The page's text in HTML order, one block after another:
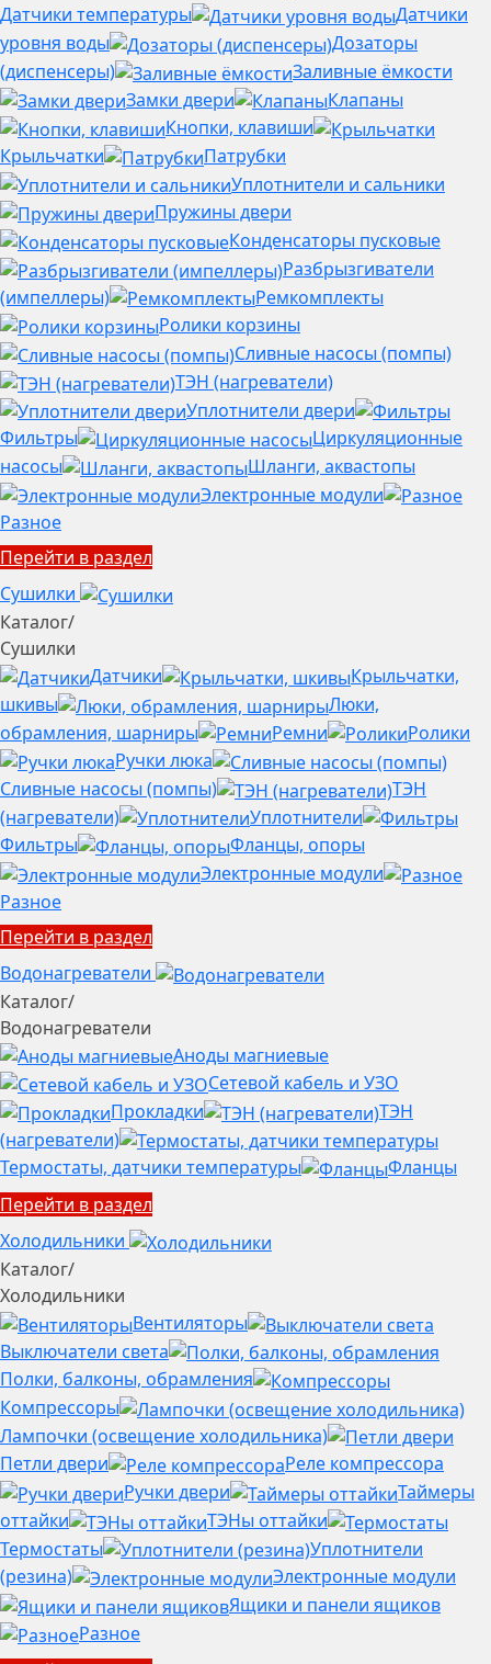
Датчики температуры
Датчики
уровня воды
Дозаторы
(диспенсеры)
Заливные ёмкости
Замки двери
Клапаны
Кнопки, клавиши
Крыльчатки
Патрубки
Уплотнители и сальники
Пружины двери
Конденсаторы пусковые
Разбрызгиватели
(импеллеры)
Ремкомплекты
Ролики корзины
Сливные насосы (помпы)
ТЭН (нагреватели)
Уплотнители двери
Фильтры
Циркуляционные
насосы
Шланги, аквастопы
Электронные модули
Разное
Перейти в раздел
Сушилки
Каталог/
Сушилки
Датчики
Крыльчатки,
шкивы
Люки,
обрамления, шарниры
Ремни
Ролики
Ручки люка
Сливные насосы (помпы)
ТЭН
(нагреватели)
Уплотнители
Фильтры
Фланцы, опоры
Электронные модули
Разное
Перейти в раздел
Водонагреватели
Каталог/
Водонагреватели
Аноды магниевые
Сетевой кабель и УЗО
Прокладки
ТЭН
(нагреватели)
Термостаты, датчики температуры
Фланцы
Перейти в раздел
Холодильники
Каталог/
Холодильники
Вентиляторы
Выключатели света
Полки, балконы, обрамления
Компрессоры
Лампочки (освещение холодильника)
Петли двери
Реле компрессора
Ручки двери
Таймеры
оттайки
ТЭНы оттайки
Термостаты
Уплотнители
(резина)
Электронные модули
Ящики и панели ящиков
Разное